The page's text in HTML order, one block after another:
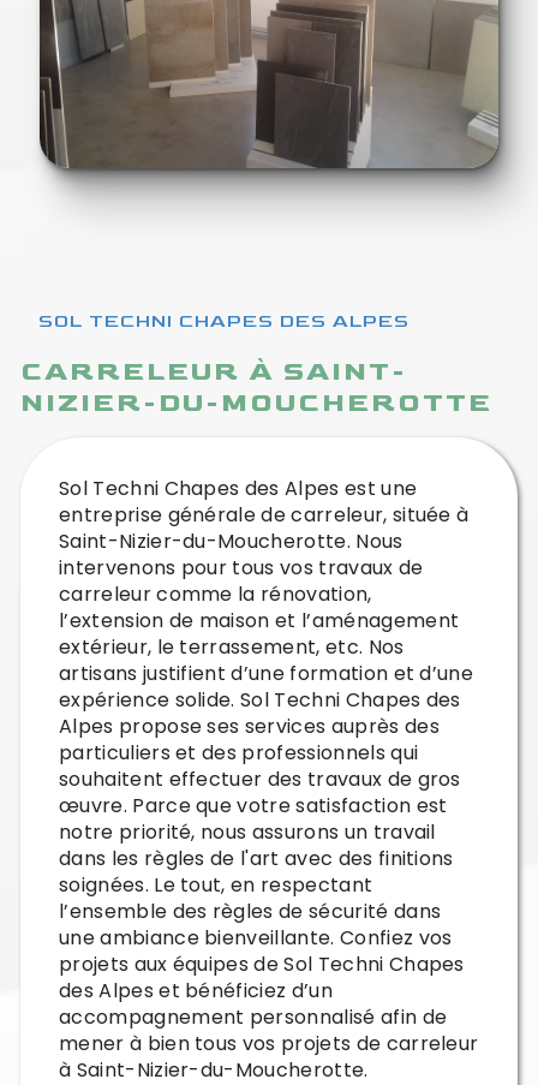
SOL TECHNI CHAPES DES ALPES
CARRELEUR À SAINT-
NIZIER-DU-MOUCHEROTTE
Sol Techni Chapes des Alpes est une
entreprise générale de carreleur, située à
Saint-Nizier-du-Moucherotte. Nous
intervenons pour tous vos travaux de
carreleur comme la rénovation,
l’extension de maison et l’aménagement
extérieur, le terrassement, etc. Nos
artisans justifient d’une formation et d’une
expérience solide. Sol Techni Chapes des
Alpes propose ses services auprès des
particuliers et des professionnels qui
souhaitent effectuer des travaux de gros
œuvre. Parce que votre satisfaction est
notre priorité, nous assurons un travail
dans les règles de l'art avec des finitions
soignées. Le tout, en respectant
l’ensemble des règles de sécurité dans
une ambiance bienveillante. Confiez vos
projets aux équipes de Sol Techni Chapes
des Alpes et bénéficiez d’un
accompagnement personnalisé afin de
mener à bien tous vos projets de carreleur
à Saint-Nizier-du-Moucherotte.